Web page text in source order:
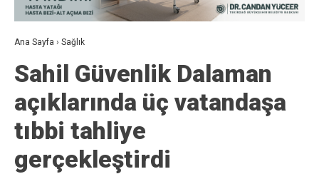
Ana Sayfa › Sağlık
Sahil Güvenlik Dalaman
açıklarında üç vatandaşa
tıbbi tahliye
gerçekleştirdi